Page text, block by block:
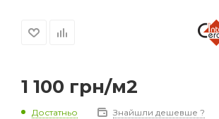
1 100 грн/м2
Достатньо Знайшли дешевше ?